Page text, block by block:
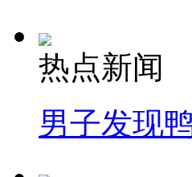
热点新闻
男子发现